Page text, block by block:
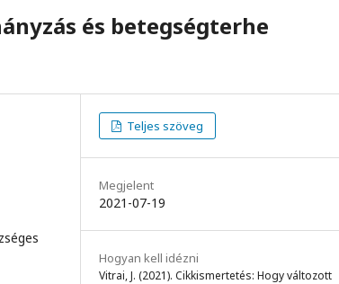
és betegségterhe
Teljes szöveg
Megjelent
2021-07-19
Hogyan kell idézni
Vitrai, J. (2021). Cikkismertetés: Hogy változott